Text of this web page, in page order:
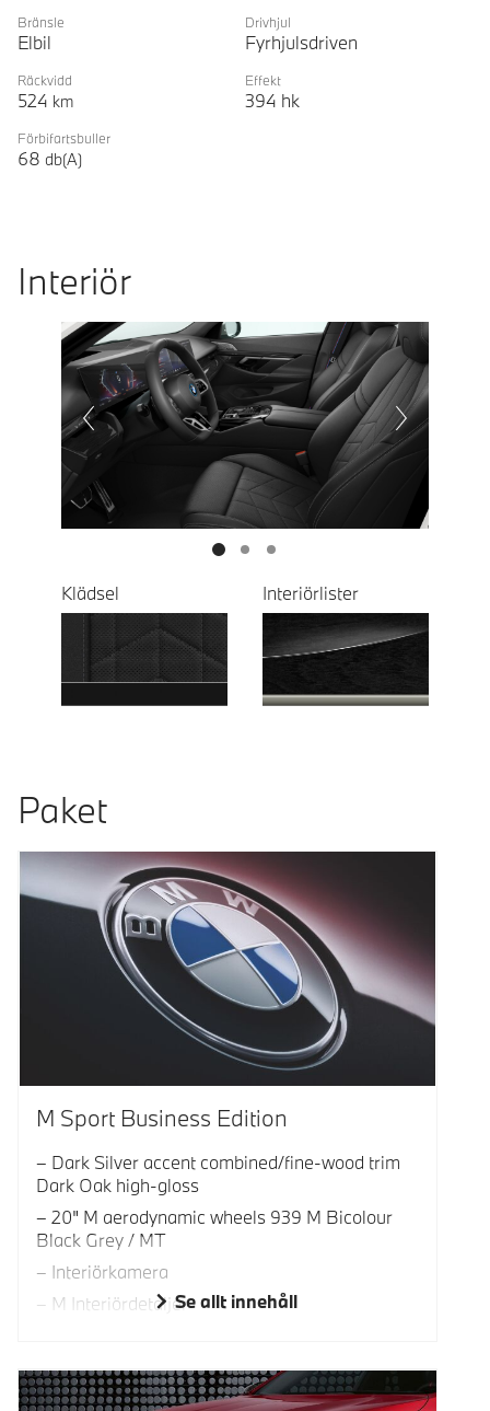
Bränsle
Elbil
Drivhjul
Fyrhjulsdriven
Räckvidd
524 km
Effekt
394 hk
Förbifartsbuller
68 db(A)
Interiör
Prevoius
Next
Klädsel Interiörlister
Paket
M Sport Business Edition
Dark Silver accent combined/fine-wood trim
Dark Oak high-gloss
20" M aerodynamic wheels 939 M Bicolour
Black Grey / MT
Interiörkamera
M InteriördetaljerSe allt innehåll